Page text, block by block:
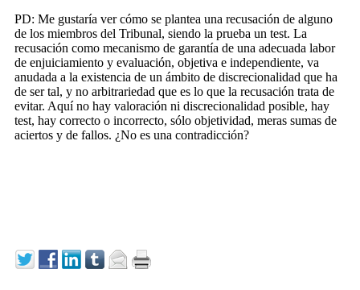
PD: Me gustaría ver cómo se plantea una recusación de alguno
de los miembros del Tribunal, siendo la prueba un test. La
recusación como mecanismo de garantía de una adecuada labor
de enjuiciamiento y evaluación, objetiva e independiente, va
anudada a la existencia de un ámbito de discrecionalidad que ha
de ser tal, y no arbitrariedad que es lo que la recusación trata de
evitar. Aquí no hay valoración ni discrecionalidad posible, hay
test, hay correcto o incorrecto, sólo objetividad, meras sumas de
aciertos y de fallos. ¿No es una contradicción?